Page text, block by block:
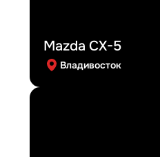
Mazda CX-5
Владивосток